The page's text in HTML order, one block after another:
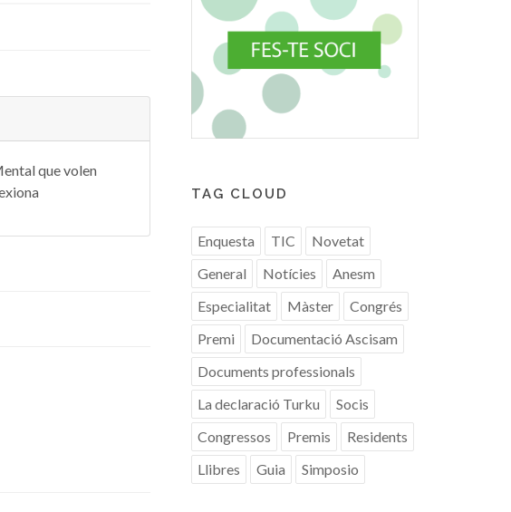
que volen
TAG CLOUD
Enquesta TIC
Novetat
General
Notícies
Anesm
Especialitat
Màster
Congrés
Premi
Documentació Ascisam
Documents professionals
La declaració Turku
Socis
Congressos
Premis
Residents
Llibres
Guia Simposio